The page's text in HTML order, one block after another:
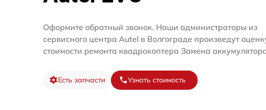
Оформите обратный звонок. Наши администраторы из
сервисного центра Autel в Волгограде произведут
стоимости ремонта квадрокоптера Замена
Есть запчасти Узнать стоимость